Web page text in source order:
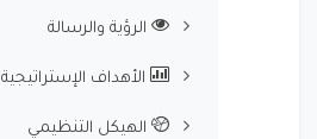
الرؤية والرسالة
الأهداف الإستراتيجية
الهيكل التنظيمي